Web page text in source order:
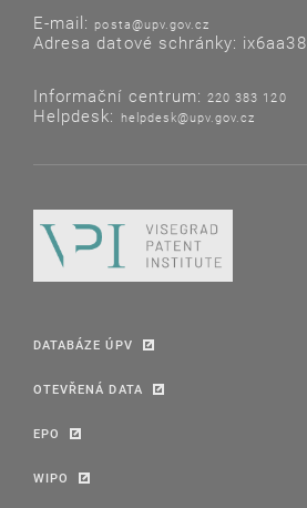
E-mail: posta@upv.gov.cz
Adresa datové schránky: ix6aa38
Informační centrum: 220 383 120
Helpdesk: helpdesk@upv.gov.cz
DATABÁZE ÚPV
OTEVŘENÁ DATA
EPO
WIPO